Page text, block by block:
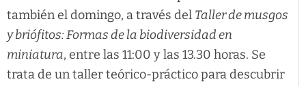
también el domingo, a través del Taller de musgos
y briófitos: Formas de la biodiversidad en
miniatura, entre las 11:00 y las 13.30 horas. Se
trata de un taller teórico-práctico para descubrir